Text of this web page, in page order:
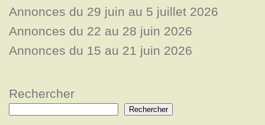
Annonces du 29 juin au 5 juillet 2026
Annonces du 22 au 28 juin 2026
Annonces du 15 au 21 juin 2026
Rechercher
Rechercher